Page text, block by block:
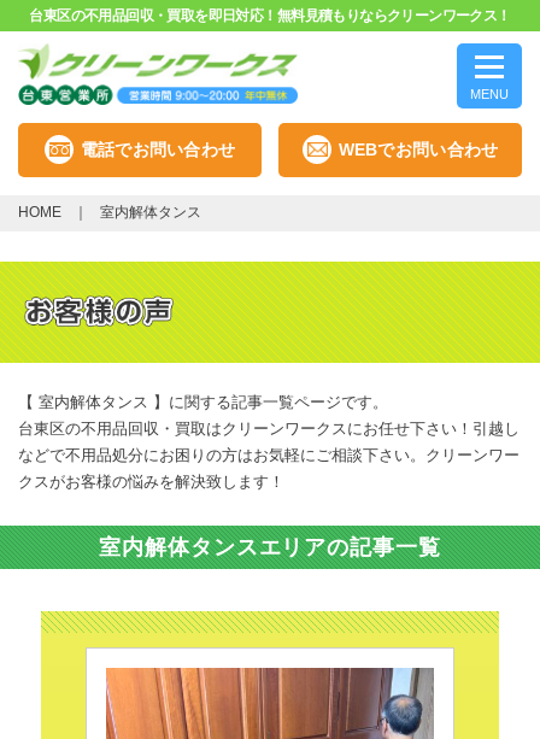
台東区の不用品回収・買取を即日対応！無料見積もりならクリーンワークス！
MENU
電話でお問い合わせ WEBでお問い合わせ
HOME 室内解体タンス
【 室内解体タンス 】に関する記事一覧ページです。
台東区の不用品回収・買取はクリーンワークスにお任せ下さい！引越し
などで不用品処分にお困りの方はお気軽にご相談下さい。クリーンワー
クスがお客様の悩みを解決致します！
室内解体タンスエリアの記事一覧